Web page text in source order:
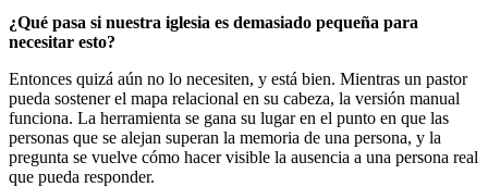
¿Qué pasa si nuestra iglesia es demasiado pequeña para
necesitar esto?
Entonces quizá aún no lo necesiten, y está bien. Mientras un pastor
pueda sostener el mapa relacional en su cabeza, la versión manual
funciona. La herramienta se gana su lugar en el punto en que las
personas que se alejan superan la memoria de una persona, y la
pregunta se vuelve cómo hacer visible la ausencia a una persona real
que pueda responder.